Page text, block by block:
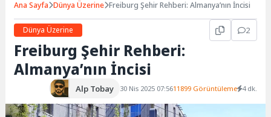
Ana Sayfa Dünya Üzerine Freiburg Şehir Rehberi: Almanya’nın İncisi
Dünya Üzerine 2
Freiburg Şehir Rehberi:
Almanya’nın İncisi
Alp Tobay 30 Nis 2025 07:5611899 Görüntüleme 4 dk.